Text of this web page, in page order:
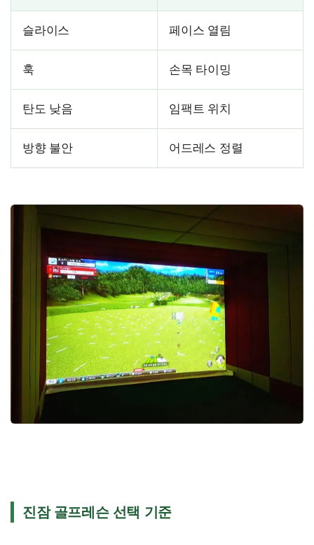
슬라이스 페이스 열림
훅 손목 타이밍
탄도 낮음 임팩트 위치
방향 불안 어드레스 정렬
진잠 골프레슨 선택 기준